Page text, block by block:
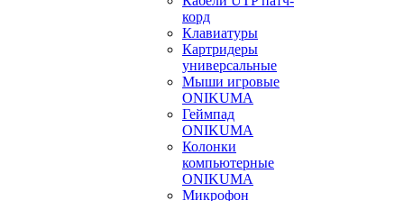
корд
Клавиатуры
Картридеры
универсальные
Мыши игровые
ONIKUMA
Геймпад
ONIKUMA
Колонки
компьютерные
ONIKUMA
Микрофон